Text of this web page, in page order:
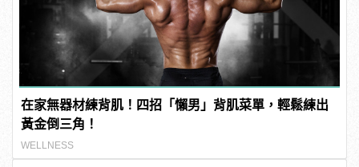
在家無器材練背肌！四招「懶男」背肌菜單，輕鬆練出
黃金倒三角！
WELLNESS